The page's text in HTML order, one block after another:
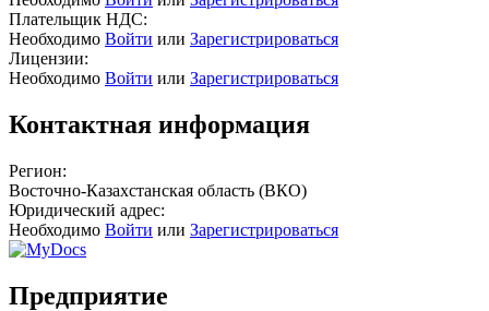
Плательщик НДС:
Необходимо Войти или Зарегистрироваться
Лицензии:
Необходимо Войти или Зарегистрироваться
Контактная информация
Регион:
Восточно-Казахстанская область (ВКО)
Юридический адрес:
Необходимо Войти или Зарегистрироваться
Предприятие